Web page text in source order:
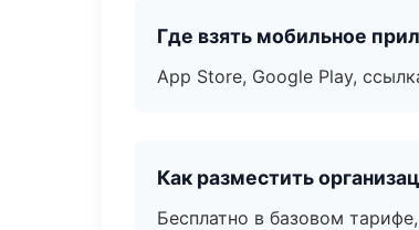
Где взять мобильное
App Store, Google Play,
Как разместить
Бесплатно в базовом